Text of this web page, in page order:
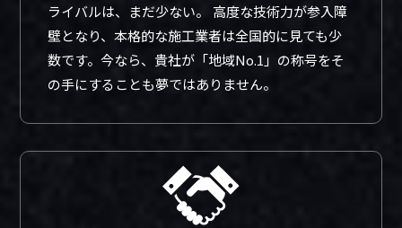
ライバルは、まだ少ない。 高度な技術力が参入障
壁となり、本格的な施工業者は全国的に見ても少
数です。今なら、貴社が「地域No.1」の称号をそ
の手にすることも夢ではありません。